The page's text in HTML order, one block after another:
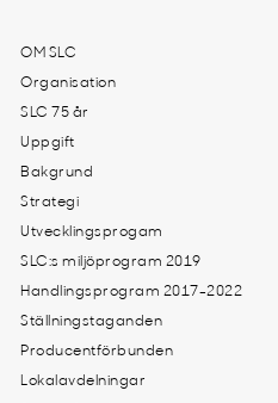
OM SLC
Organisation
SLC 75 år
Uppgift
Bakgrund
Strategi
Utvecklingsprogam
SLC:s miljöprogram 2019
Handlingsprogram 2017-2022
Ställningstaganden
Producentförbunden
Lokalavdelningar